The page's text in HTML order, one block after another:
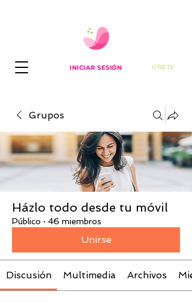
INICIAR SESIÓN ÚNETE
Grupos
Házlo todo desde tu móvil
Público · 46 miembros
Unirse
Discusión Multimedia Archivos